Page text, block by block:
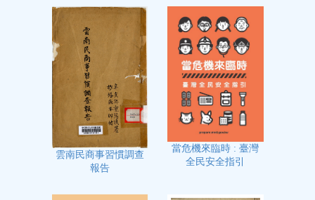
雲南民商事習慣調查
報告
當危機來臨時 : 臺灣
全民安全指引